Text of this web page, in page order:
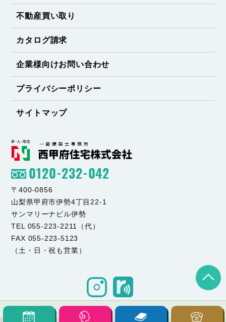
不動産買い取り
カタログ請求
企業様向けお問い合わせ
プライバシーポリシー
サイトマップ
0120-232-042
〒400-0856
山梨県甲府市伊勢4丁目22-1
サンマリーナビル伊勢
TEL 055-223-2211（代）
FAX 055-223-5123
（土・日・祝も営業）